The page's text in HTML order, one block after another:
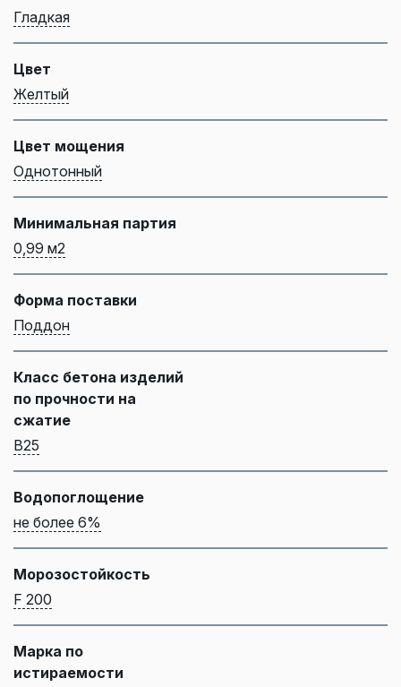
Гладкая
Цвет
Желтый
Цвет мощения
Однотонный
Минимальная партия
0,99 м2
Форма поставки
Поддон
Класс бетона изделий
по прочности на
сжатие
B25
Водопоглощение
не более 6%
Морозостойкость
F 200
Марка по
истираемости